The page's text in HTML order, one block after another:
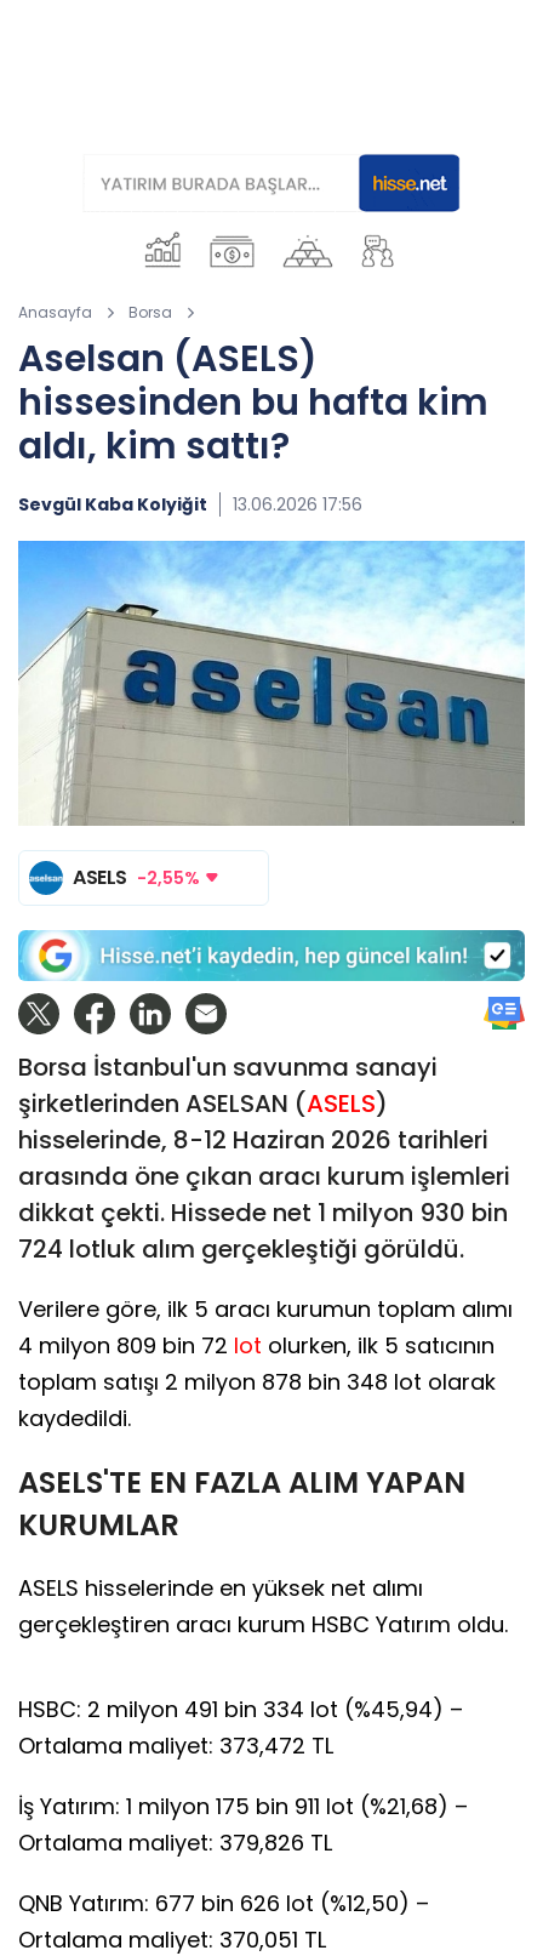
Anasayfa Borsa
Aselsan (ASELS)
hissesinden bu hafta kim
aldı, kim sattı?
Sevgül Kaba Kolyiğit 13.06.2026 17:56
ASELS -2,55%
Borsa İstanbul'un savunma sanayi
şirketlerinden ASELSAN (ASELS)
hisselerinde, 8-12 Haziran 2026 tarihleri
arasında öne çıkan aracı kurum işlemleri
dikkat çekti. Hissede net 1 milyon 930 bin
724 lotluk alım gerçekleştiği görüldü.
Verilere göre, ilk 5 aracı kurumun toplam alımı
4 milyon 809 bin 72 lot olurken, ilk 5 satıcının
toplam satışı 2 milyon 878 bin 348 lot olarak
kaydedildi.
ASELS'TE EN FAZLA ALIM YAPAN
KURUMLAR
ASELS hisselerinde en yüksek net alımı
gerçekleştiren aracı kurum HSBC Yatırım oldu.
HSBC: 2 milyon 491 bin 334 lot (%45,94) –
Ortalama maliyet: 373,472 TL
İş Yatırım: 1 milyon 175 bin 911 lot (%21,68) –
Ortalama maliyet: 379,826 TL
QNB Yatırım: 677 bin 626 lot (%12,50) –
Ortalama maliyet: 370,051 TL